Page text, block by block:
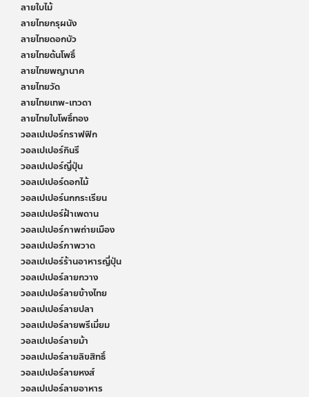
ลายใบไม้
ลายไทยกรุผนัง
ลายไทยดอกบัว
ลายไทยต้นโพธิ์
ลายไทยพญานาค
ลายไทยวัด
ลายไทยเทพ-เทวดา
ลายไทยใบโพธิ์ทอง
วอลเปเปอร์กราฟฟิก
วอลเปเปอร์กินรี
วอลเปเปอร์ญี่ปุ่น
วอลเปเปอร์ดอกไม้
วอลเปเปอร์นกกระเรียน
วอลเปเปอร์ฝ้าเพดาน
วอลเปเปอร์ภาพถ่ายเมือง
วอลเปเปอร์ภาพวาด
วอลเปเปอร์ร้านอาหารญี่ปุ่น
วอลเปเปอร์ลายกวาง
วอลเปเปอร์ลายข้างไทย
วอลเปเปอร์ลายปลา
วอลเปเปอร์ลายพรีเมี่ยม
วอลเปเปอร์ลายม้า
วอลเปเปอร์ลายลิขสิทธิ์
วอลเปเปอร์ลายหงส์
วอลเปเปอร์ลายอาหาร